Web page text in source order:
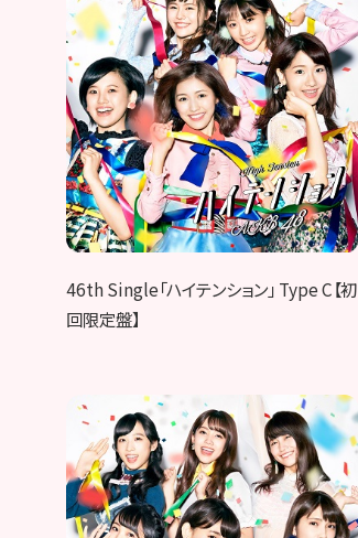
46th Single「ハイテンション」 Type C【初
回限定盤】